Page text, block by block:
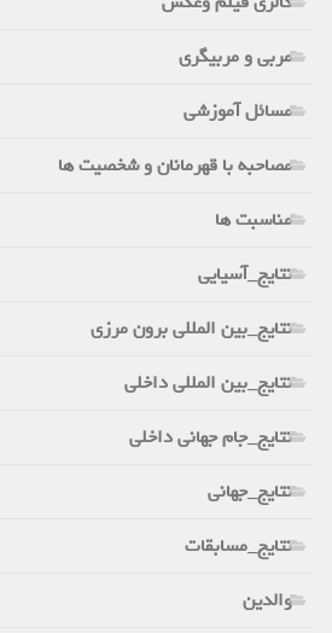
مربی و مربیگری
مسائل آموزشی
مصاحبه با قهرمانان و شخصیت ها
مناسبت ها
نتایج_آسیایی
نتایج_بین المللی برون مرزی
نتایج_بین المللی داخلی
نتایج_جام جهانی داخلی
نتایج_جهانی
نتایج_مسابقات
والدین